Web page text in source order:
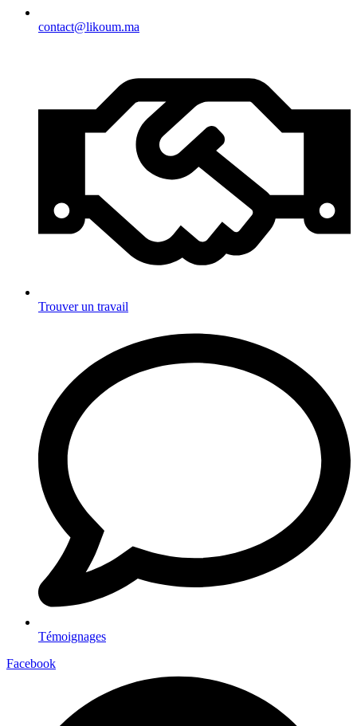
contact@likoum.ma
Trouver un travail
Témoignages
Facebook